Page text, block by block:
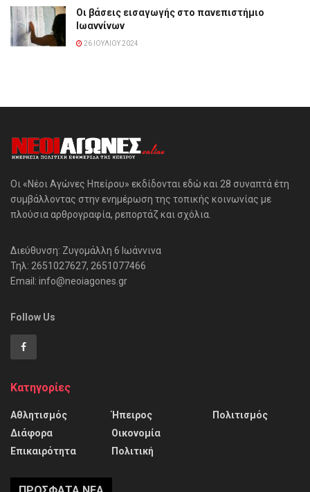
Οι βάσεις εισαγωγής στο πανεπιστήμιο
Ιωαννίνων
26 ΙΟΥΛΊΟΥ 2024
Οι «Νέοι Αγώνες Ηπείρου» εκδίδονται εδώ και 28 συναπτά έτη
συμβάλλοντας στην ενημέρωση της τοπικής κοινωνίας με
πλούσια αρθρογραφία, ρεπορτάζ και σχόλια.
Διεύθυνση: Ζυγομάλλη 6 Ιωάννινα
Τηλ: 2651027627, 2651077466
Email: info@neoiagones.gr
Follow Us
Κατηγορίες
Αθλητισμός
Διάφορα
Επικαιρότητα
Ήπειρος
Οικονομία
Πολιτική
Πολιτισμός